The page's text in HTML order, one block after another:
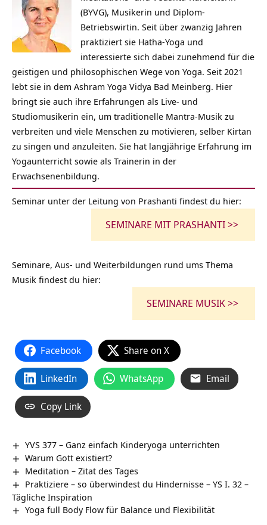
(BYVG), Musikerin und Diplom-
Betriebswirtin. Seit über zwanzig Jahren
praktiziert sie Hatha-Yoga und
interessierte sich dabei zunehmend für die
geistigen und philosophischen Wege von Yoga. Seit 2021
lebt sie in dem Ashram Yoga Vidya Bad Meinberg. Hier
bringt sie auch ihre Erfahrungen als Live- und
Studiomusikerin ein, um traditionelle Mantra-Musik zu
verbreiten und viele Menschen zu motivieren, selber Kirtan
zu singen und anzuleiten. Sie hat langjährige Erfahrung im
Yogaunterricht sowie als Trainerin in der
Erwachsenenbildung.
Seminar unter der Leitung von Prashanti findest du hier:
SEMINARE MIT PRASHANTI >>
Seminare, Aus- und Weiterbildungen rund ums Thema
Musik findest du hier:
SEMINARE MUSIK >>
Facebook Share on X
LinkedIn WhatsApp Email
Copy Link
YVS 377 – Ganz einfach Kinderyoga unterrichten
Warum Gott existiert?
Meditation – Zitat des Tages
Praktiziere – so überwindest du Hindernisse – YS I. 32 –
Tägliche Inspiration
Yoga full Body Flow für Balance und Flexibilität